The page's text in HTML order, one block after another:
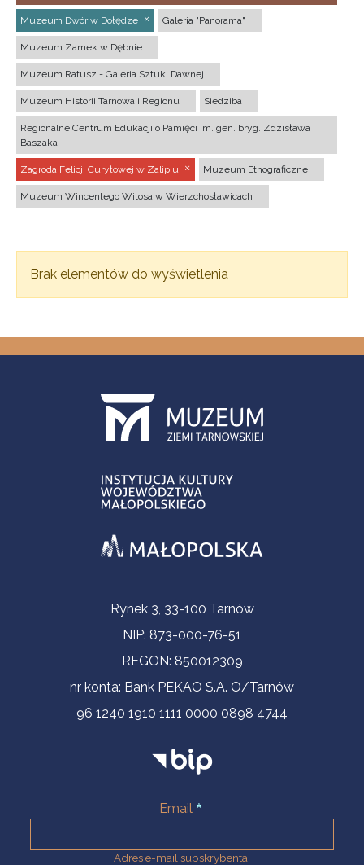
Muzeum Dwór w Dołędze Galeria "Panorama"
Muzeum Zamek w Dębnie
Muzeum Ratusz - Galeria Sztuki Dawnej
Muzeum Historii Tarnowa i Regionu Siedziba
Regionalne Centrum Edukacji o Pamięci im. gen. bryg. Zdzisława
Baszaka
Zagroda Felicji Curyłowej w Zalipiu Muzeum Etnograficzne
Muzeum Wincentego Witosa w Wierzchosławicach
Brak elementów do wyświetlenia
Informacje kontaktoweRynek 3, 33-100 Tarnów
NIP: 873-000-76-51
REGON: 850012309
nr konta: Bank PEKAO S.A. O/Tarnów
96 1240 1910 1111 0000 0898 4744
Email
Adres e-mail subskrybenta.